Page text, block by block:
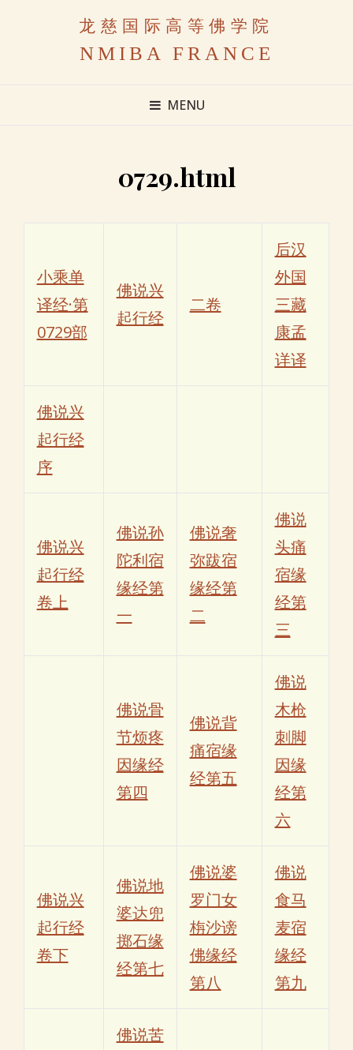
龙慈国际高等佛学院
NMIBA FRANCE
MENU
0729.html
小乘单
译经·第
0729部
佛说兴
起行经
二卷
后汉
外国
三藏
康孟
详译
佛说兴
起行经
序
佛说兴
起行经
卷上
佛说孙
陀利宿
缘经第
一
佛说奢
弥跋宿
缘经第
二
佛说
头痛
宿缘
经第
三
佛说骨
节烦疼
因缘经
第四
佛说背
痛宿缘
经第五
佛说
木枪
刺脚
因缘
经第
六
佛说兴
起行经
卷下
佛说地
婆达兜
掷石缘
经第七
佛说婆
罗门女
栴沙谤
佛缘经
第八
佛说
食马
麦宿
缘经
第九
佛说苦